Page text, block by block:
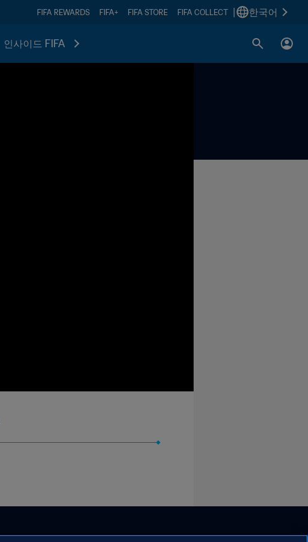
FIFA REWARDS FIFA+ FIFA STORE FIFA COLLECT 한국어
인사이드 FIFA